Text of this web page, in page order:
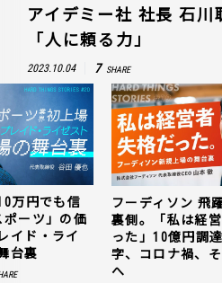
アイデミー社 社長 石川
「人に頼る力」
2023.10.04 7 SHARE
万円でも信
ーツ」の価
イド・ライ
台裏
フーディソン 飛
裏側。「私は経
った」10億円調
字、コロナ禍、
へ